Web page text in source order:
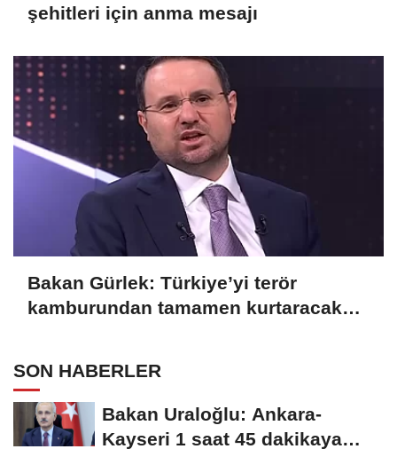
şehitleri için anma mesajı
Bakan Gürlek: Türkiye’yi terör
kamburundan tamamen kurtaracak
SON HABERLER
Bakan Uraloğlu: Ankara-
Kayseri 1 saat 45 dakikaya